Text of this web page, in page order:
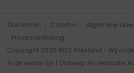
Disclaimer Colofon
Algemene
Privacyverklaring
Copyright 2026 ROS Friesland - Wij
in de eerste lijn | Ontwerp en realisatie